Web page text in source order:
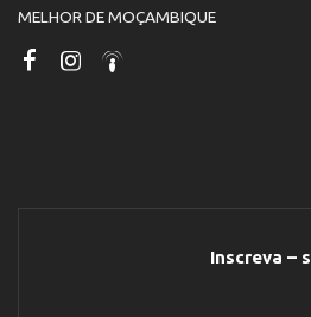
MELHOR DE MOÇAMBIQUE
Inscreva –